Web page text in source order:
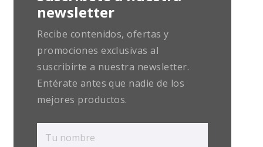
newsletter
Recibe contenidos, ofertas y
promociones exclusivas al
suscribirte a nuestra newsletter.
Entérate antes que nadie de los
mejores productos.